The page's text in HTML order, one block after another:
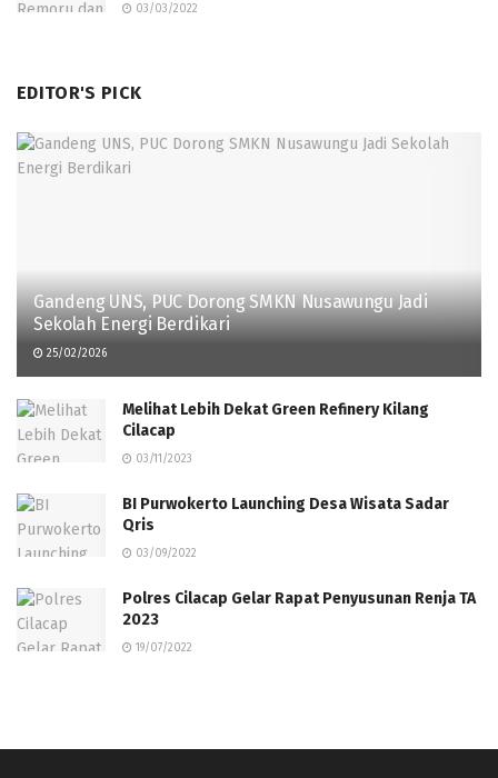
03/03/2022
EDITOR'S PICK
Gandeng UNS, PUC Dorong SMKN Nusawungu Jadi
Sekolah Energi Berdikari
25/02/2026
Melihat Lebih Dekat Green Refinery Kilang
Cilacap
03/11/2023
BI Purwokerto Launching Desa Wisata Sadar
Qris
03/09/2022
Polres Cilacap Gelar Rapat Penyusunan Renja TA
2023
19/07/2022